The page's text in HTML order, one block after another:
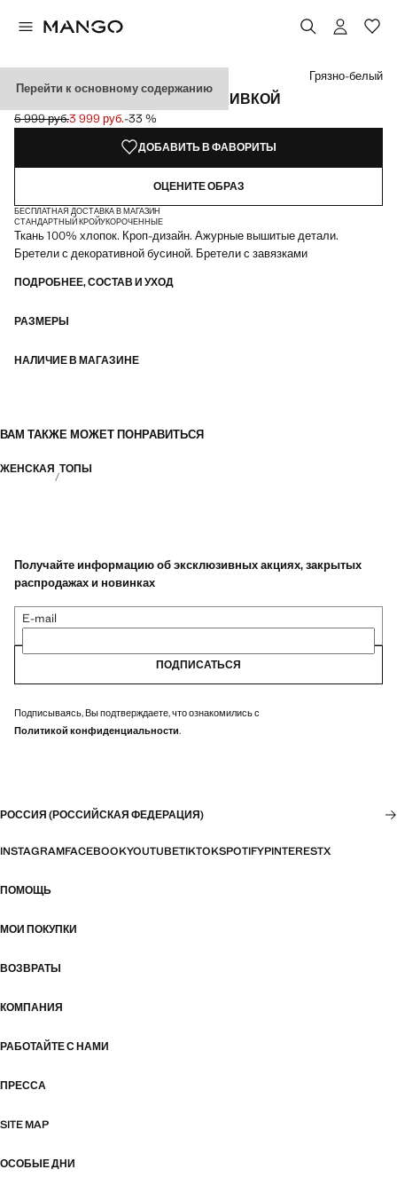
Перейти к основному содержанию
ТОП С ПЕРФОРАЦИЕЙ И ВЫШИВКОЙ
Начальная цена зачеркнута [5 999 руб. ]
5 999 руб.
Текущая цена [3 999 руб. ]
3 999 руб.-33 %
Выберите цвет
Выбранный цвет: Грязно-белый
Грязно-белый
ДОБАВИТЬ В ФАВОРИТЫ
ОЦЕНИТЕ ОБРАЗ
БЕСПЛАТНАЯ ДОСТАВКА В МАГАЗИН
СТАНДАРТНЫЙ КРОЙУКОРОЧЕННЫЕ
Ткань 100% хлопок. Кроп-дизайн. Ажурные вышитые детали.
Бретели с декоративной бусиной. Бретели с завязками
ПОДРОБНЕЕ, СОСТАВ И УХОД
РАЗМЕРЫ
НАЛИЧИЕ В МАГАЗИНЕ
ВАМ ТАКЖЕ МОЖЕТ ПОНРАВИТЬСЯ
ЖЕНСКАЯ ТОПЫ
Получайте информацию об эксклюзивных акциях, закрытых
распродажах и новинках
E-mail
ПОДПИСАТЬСЯ
Подписываясь, Вы подтверждаете, что ознакомились с
Политикой конфиденциальности.
РОССИЯ (РОССИЙСКАЯ ФЕДЕРАЦИЯ)
INSTAGRAMFACEBOOKYOUTUBETIKTOKSPOTIFYPINTERESTX
ПОМОЩЬ
МОИ ПОКУПКИ
ВОЗВРАТЫ
КОМПАНИЯ
РАБОТАЙТЕ С НАМИ
ПРЕССА
SITE MAP
ОСОБЫЕ ДНИ